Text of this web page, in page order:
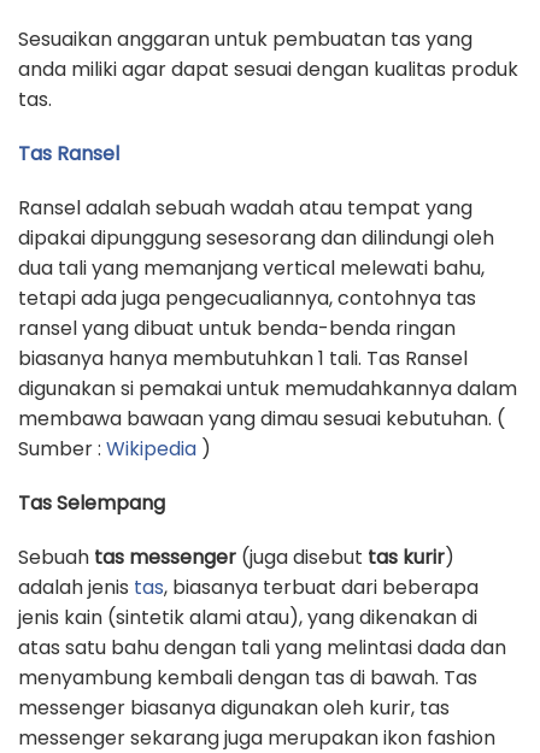
Sesuaikan anggaran untuk pembuatan tas yang
anda miliki agar dapat sesuai dengan kualitas produk
tas.
Tas Ransel
Ransel adalah sebuah wadah atau tempat yang
dipakai dipunggung sesesorang dan dilindungi oleh
dua tali yang memanjang vertical melewati bahu,
tetapi ada juga pengecualiannya, contohnya tas
ransel yang dibuat untuk benda-benda ringan
biasanya hanya membutuhkan 1 tali. Tas Ransel
digunakan si pemakai untuk memudahkannya dalam
membawa bawaan yang dimau sesuai kebutuhan. (
Sumber : Wikipedia )
Tas Selempang
Sebuah tas messenger (juga disebut tas kurir)
adalah jenis tas, biasanya terbuat dari beberapa
jenis kain (sintetik alami atau), yang dikenakan di
atas satu bahu dengan tali yang melintasi dada dan
menyambung kembali dengan tas di bawah. Tas
messenger biasanya digunakan oleh kurir, tas
messenger sekarang juga merupakan ikon fashion